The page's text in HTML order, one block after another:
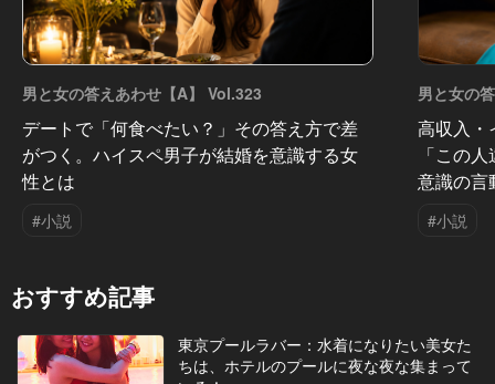
男と女の答えあわせ【A】 Vol.323
デートで「何食べたい？」その答え方で差
がつく。ハイスペ男子が結婚を意識する女
性とは
#小説
男と女の
高収入
「この
意識の言
#小説
おすすめ記事
東京プールラバー：水着になりたい美女た
ちは、ホテルのプールに夜な夜な集まって